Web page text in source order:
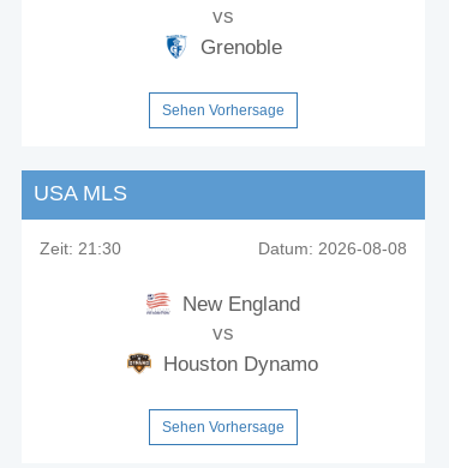
vs
Grenoble
Sehen Vorhersage
USA MLS
Zeit: 21:30 Datum: 2026-08-08
New England
vs
Houston Dynamo
Sehen Vorhersage